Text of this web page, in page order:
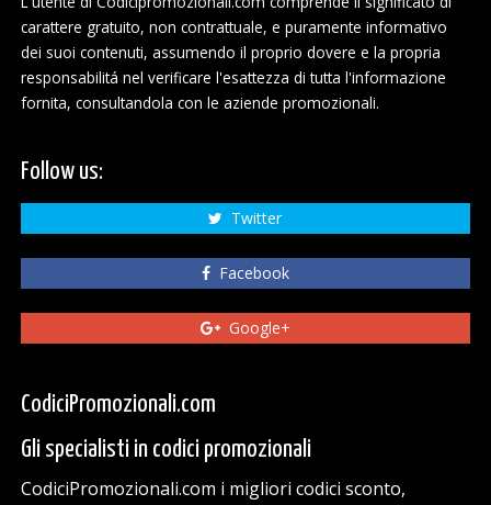
carattere gratuito, non contrattuale, e puramente informativo
dei suoi contenuti, assumendo il proprio dovere e la propria
responsabilitá nel verificare l'esattezza di tutta l'informazione
fornita, consultandola con le aziende promozionali.
Follow us:
Twitter
Facebook
Google+
CodiciPromozionali.com
Gli specialisti in codici promozionali
CodiciPromozionali.com i migliori codici sconto,